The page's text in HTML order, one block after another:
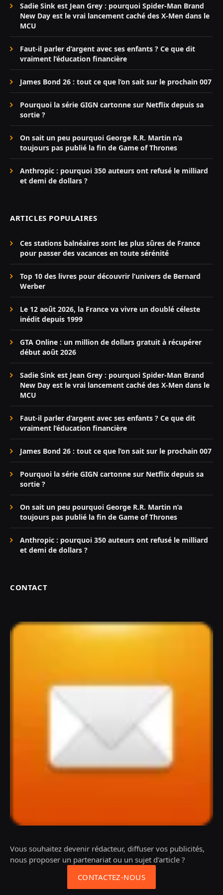
Sadie Sink est Jean Grey : pourquoi Spider-Man Brand
New Day est le vrai lancement caché des X-Men dans le
MCU
Faut-il parler d’argent avec ses enfants ? Ce que dit
vraiment l’éducation financière
James Bond 26 : tout ce que l’on sait sur le prochain 007
Pourquoi la série GIGN cartonne sur Netflix depuis sa
sortie ?
On sait un peu pourquoi George R.R. Martin n’a
toujours pas publié la fin de Game of Thrones
Anthropic : pourquoi 350 auteurs ont refusé le milliard
et demi de dollars ?
ARTICLES POPULAIRES
Ces stations balnéaires sont les plus sûres de France
pour passer des vacances en toute sérénité
Top 10 des livres pour découvrir l’univers de Bernard
Werber
Le 12 août 2026, la France va vivre un doublé céleste
inédit depuis 1999
GTA Online : un million de dollars gratuit à récupérer
début août 2026
Sadie Sink est Jean Grey : pourquoi Spider-Man Brand
New Day est le vrai lancement caché des X-Men dans le
MCU
Faut-il parler d’argent avec ses enfants ? Ce que dit
vraiment l’éducation financière
James Bond 26 : tout ce que l’on sait sur le prochain 007
Pourquoi la série GIGN cartonne sur Netflix depuis sa
sortie ?
On sait un peu pourquoi George R.R. Martin n’a
toujours pas publié la fin de Game of Thrones
Anthropic : pourquoi 350 auteurs ont refusé le milliard
et demi de dollars ?
CONTACT
Vous souhaitez devenir rédacteur, diffuser vos publicités,
nous proposer un partenariat ou un sujet d'article ?
CONTACTEZ-NOUS